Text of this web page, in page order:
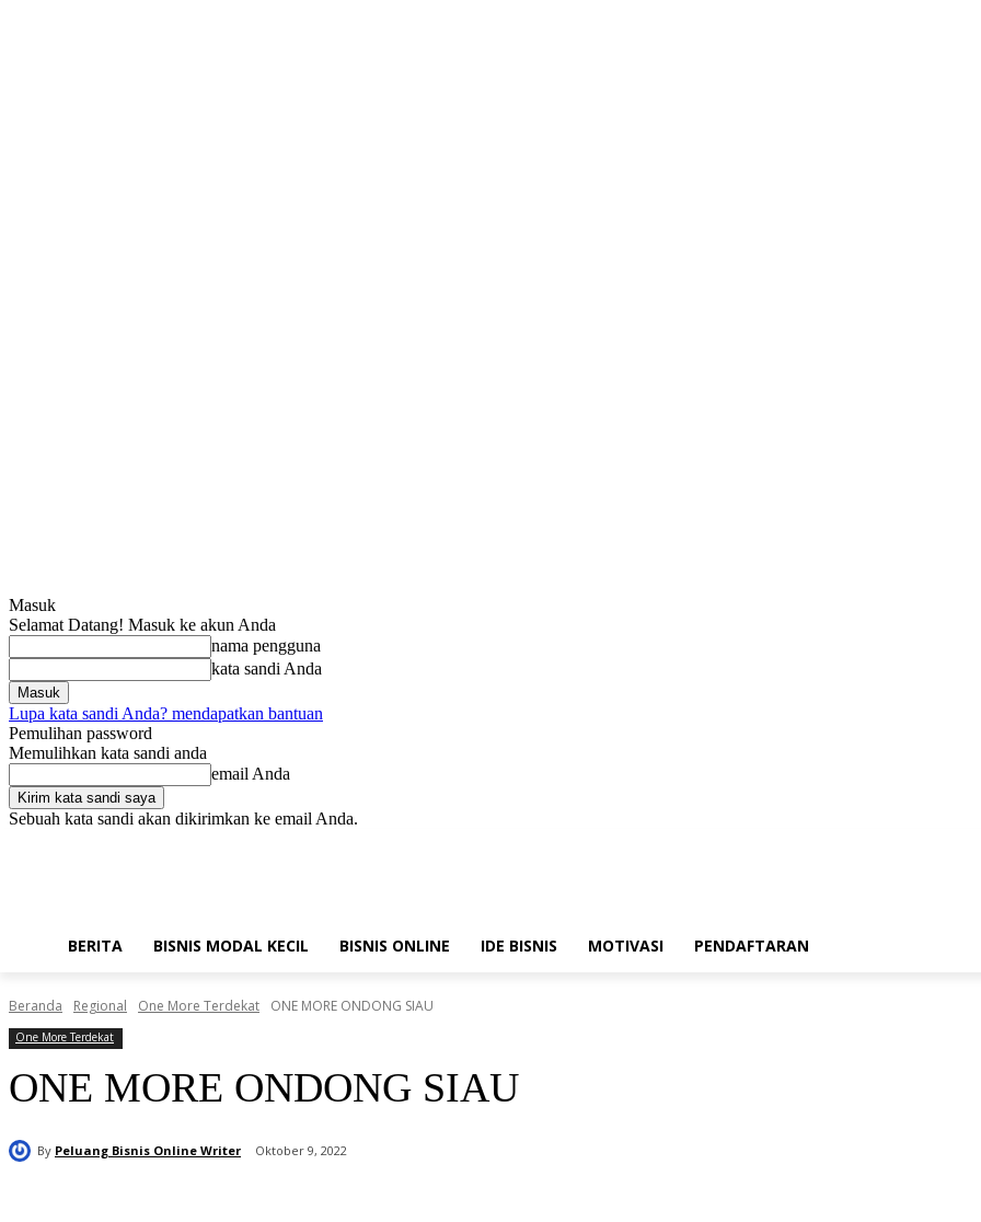
Masuk
Selamat Datang! Masuk ke akun Anda
nama pengguna
kata sandi Anda
Lupa kata sandi Anda? mendapatkan bantuan
Pemulihan password
Memulihkan kata sandi anda
email Anda
Sebuah kata sandi akan dikirimkan ke email Anda.
BERITA BISNIS MODAL KECIL BISNIS ONLINE IDE BISNIS MOTIVASI PENDAFTARAN
Beranda Regional One More Terdekat ONE MORE ONDONG SIAU
One More Terdekat
ONE MORE ONDONG SIAU
By Peluang Bisnis Online Writer Oktober 9, 2022